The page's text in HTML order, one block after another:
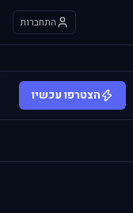
התחברות
הצטרפו עכשיו